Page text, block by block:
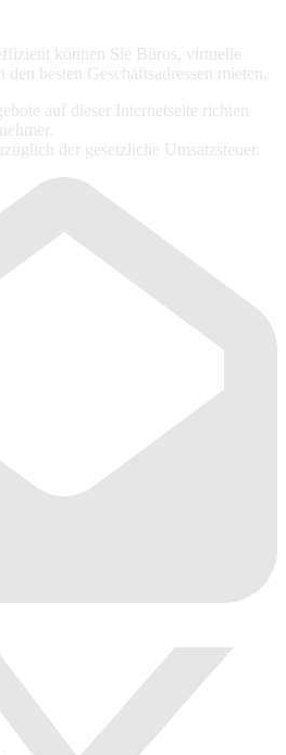
können Sie Büros, virtuelle
besten Geschäftsadressen mieten.
auf dieser Internetseite richten
der gesetzliche Umsatzsteuer.